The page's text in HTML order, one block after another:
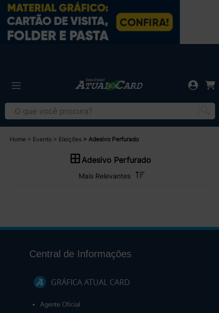
Home Evento Eleições Adesivo Perfurado
Adesivo Perfurado
Central de Informações
GRÁFICA ATUAL CARD
Agente Oficial